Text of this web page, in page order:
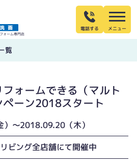
ォーム専門店
電話する
覧
ォームできる（マルト
ーン2018スタート
〜2018.09.20（木）
ビング全店舗にて開催中